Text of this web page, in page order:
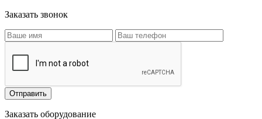
Заказать звонок
Заказать оборудование